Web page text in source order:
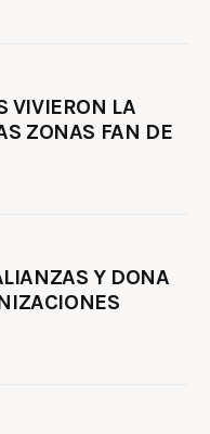
VIVIERON LA
ZONAS FAN DE
Y DONA